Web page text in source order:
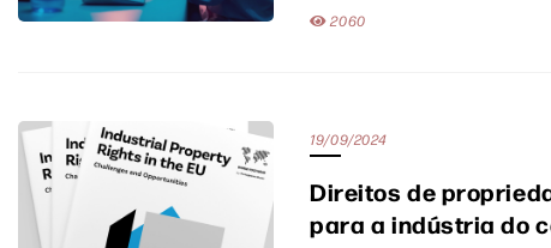
2060
19/09/2024
Direitos de
para a indústria do